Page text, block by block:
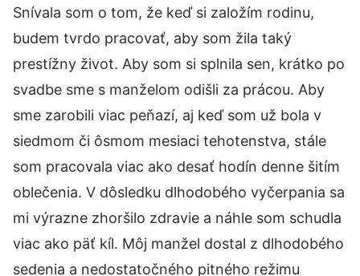
Snívala som o tom, že keď si založím rodinu,
budem tvrdo pracovať, aby som žila taký
prestížny život. Aby som si splnila sen, krátko po
svadbe sme s manželom odišli za prácou. Aby
sme zarobili viac peňazí, aj keď som už bola v
siedmom či ôsmom mesiaci tehotenstva, stále
som pracovala viac ako desať hodín denne šitím
oblečenia. V dôsledku dlhodobého vyčerpania sa
mi výrazne zhoršilo zdravie a náhle som schudla
viac ako päť kíl. Môj manžel dostal z dlhodobého
sedenia a nedostatočného pitného režimu